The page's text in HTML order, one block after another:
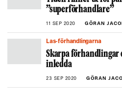
”superförhandlare”
11 SEP 2020 GÖRAN
Las-förhandlingarna
Skarpa
inledda
23 SEP 2020 GÖRAN